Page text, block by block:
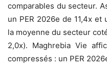
comparables du secteur.
un PER 2026e de 11,4x
la moyenne du secteur
2,0x). Maghrebia Vie
compressés : un PER